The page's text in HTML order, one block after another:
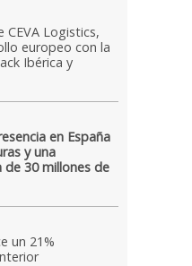
CEVA Logistics,
europeo con la
Ibérica y
en España
y una
de 30 millones de
un 21%